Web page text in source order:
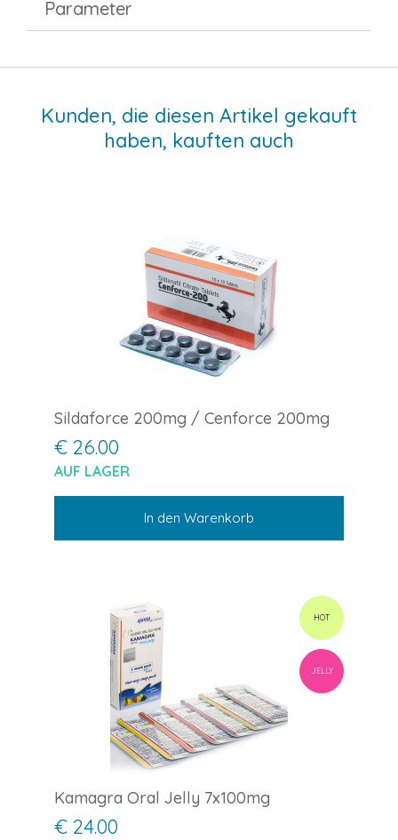
Parameter
Kunden, die diesen Artikel gekauft
haben, kauften auch
Sildaforce 200mg / Cenforce 200mg
€ 26.00
AUF LAGER
In den Warenkorb
HOT
JELLY
Kamagra Oral Jelly 7x100mg
€ 24.00